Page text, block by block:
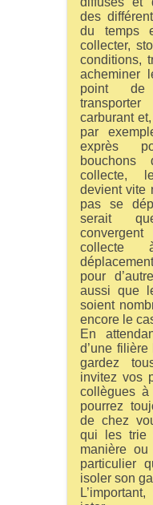
des
du temps
collecter,
conditions,
acheminer
point de
carburant
par
exprès
collecte,
devient vite
pas se
serait
collecte
pour
aussi que
soient
encore le
En
d’une
gardez
invitez vos
collègues à
pourrez
de chez
qui les trie
manière
particulier
isoler son